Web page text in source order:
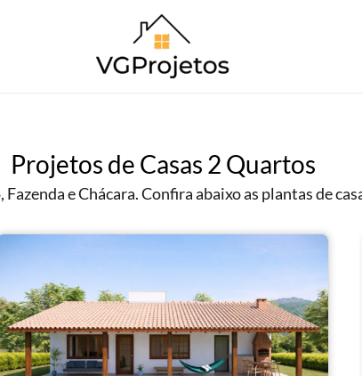
Projetos de Casas 2 Quartos
Fazenda e Chácara. Confira abaixo as plantas de